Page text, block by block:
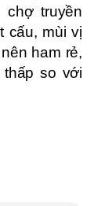
chợ truyền
cấu, mùi vị
ham rẻ,
so với